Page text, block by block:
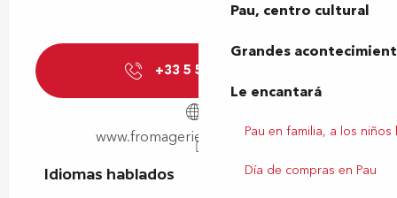
Pau, centro cultural
Grandes
Le encantará
Pau en familia, a los niños
Día de compras en Pau
+33 5 59 98 56
www.fromagerie-alexandre.com
Idiomas hablados
Idiomas hablados